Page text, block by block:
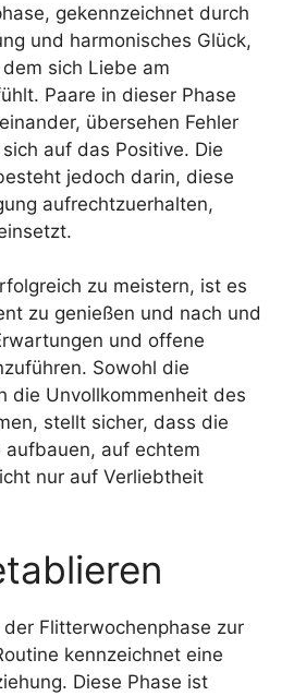
gekennzeichnet durch
und harmonisches Glück,
sich Liebe am
Paare in dieser Phase
übersehen Fehler
auf das Positive. Die
jedoch darin, diese
aufrechtzuerhalten,
zu meistern, ist es
zu genießen und nach und
und offene
Sowohl die
die Unvollkommenheit des
stellt sicher, dass die
aufbauen, auf echtem
nur auf Verliebtheit
Flitterwochenphase zur
kennzeichnet eine
Diese Phase ist